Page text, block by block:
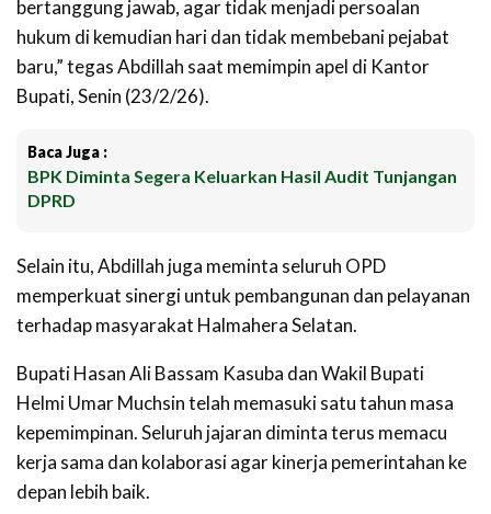
bertanggung jawab, agar tidak menjadi persoalan
hukum di kemudian hari dan tidak membebani pejabat
baru,” tegas Abdillah saat memimpin apel di Kantor
Bupati, Senin (23/2/26).
Baca Juga :
BPK Diminta Segera Keluarkan Hasil Audit Tunjangan
DPRD
Selain itu, Abdillah juga meminta seluruh OPD
memperkuat sinergi untuk pembangunan dan pelayanan
terhadap masyarakat Halmahera Selatan.
Bupati Hasan Ali Bassam Kasuba dan Wakil Bupati
Helmi Umar Muchsin telah memasuki satu tahun masa
kepemimpinan. Seluruh jajaran diminta terus memacu
kerja sama dan kolaborasi agar kinerja pemerintahan ke
depan lebih baik.